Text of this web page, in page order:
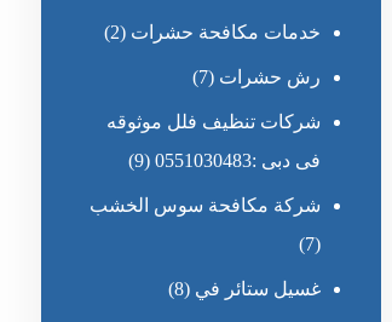
خدمات مكافحة حشرات (2)
رش حشرات (7)
شركات تنظيف فلل موثوقه
فى دبى :0551030483
(9)
شركة مكافحة سوس الخشب
(7)
غسيل ستائر في (8)